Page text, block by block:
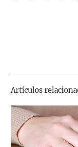
Artículos